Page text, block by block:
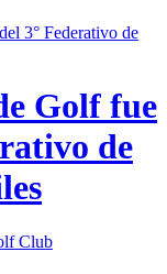
Golf fue
de